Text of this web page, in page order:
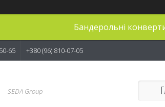
Бандерольні
65 +380 (96) 810-07-05
SEDA Group